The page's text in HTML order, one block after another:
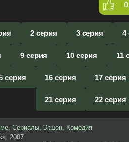
0
2 серия 3 серия 4
9 серия 10 серия 11
серия 16 серия 17 серия
21 серия 22 серия
, Сериалы, Экшен, Комедия
2007